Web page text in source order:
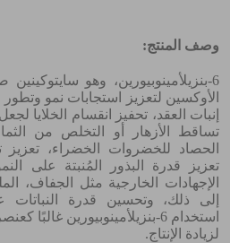
وصف المنتج:
6-بنزيلأمينوبيورين، وهو
الأوكسين لتعزيز استجابات نمو وتطور
إنبات العقد، تحفيز انقسام الخلايا
تساقط الأزهار أو التخلص من
الحصاد للخضروات الخضراء، تعزيز
تعزيز قدرة البذور المُنبتة على
الإجهادات الخارجية مثل الجفاف،
إلى ذلك، وتحسين قدرة النباتات
استخدام 6-بنزيلأمينوبيورين
لزيادة الإنتاج.